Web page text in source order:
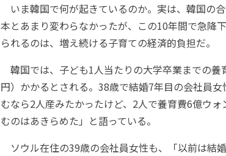
いま韓国で何が起きているのか。実は、韓国の
本とあまり変わらなかったが、この10年間で急降
られるのは、増え続ける子育ての経済的負担だ。
韓国では、子ども1人当たりの大学卒業までの
円）かかるとされる。38歳で結婚7年目の会社員
むなら2人産みたかったけど、2人で養育費6億ウ
むのはあきらめた」と語っている。
ソウル在住の39歳の会社員女性も、「以前は結